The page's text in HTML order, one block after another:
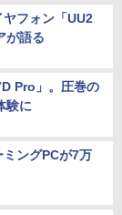
フォン「UU2
が語る
Pro」。圧巻の
験に
ングPCが7万